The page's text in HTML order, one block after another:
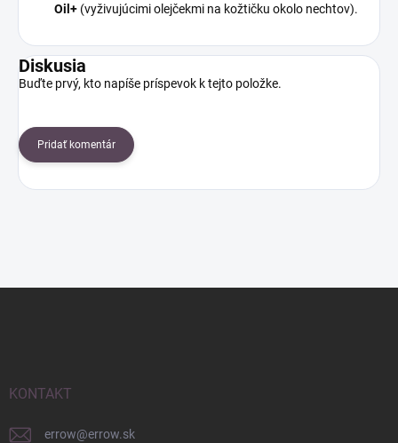
Oil+ (vyživujúcimi olejčekmi na kožtičku okolo nechtov).
Diskusia
Buďte prvý, kto napíše príspevok k tejto položke.
Pridať komentár
KONTAKT
errow@errow.sk